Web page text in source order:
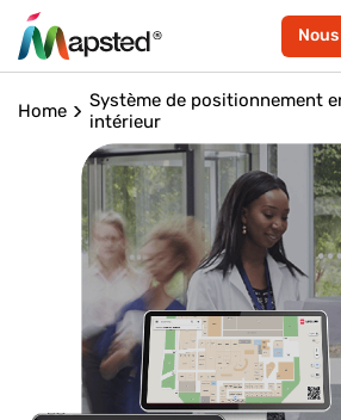
Home
Système de positionnement
intérieur